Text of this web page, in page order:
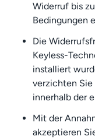
Widerruf bis
Bedingungen
Die
Keyless-
installiert
verzichten Sie
innerhalb der
Mit der
akzeptieren